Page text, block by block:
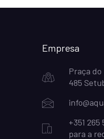
Empresa
Praça
485
+351 265
para a